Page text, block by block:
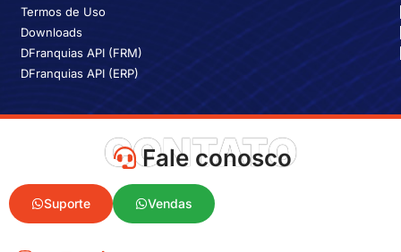
Termos de Uso
Downloads
DFranquias API (FRM)
DFranquias API (ERP)
CONTATO
Fale conosco
Suporte Vendas